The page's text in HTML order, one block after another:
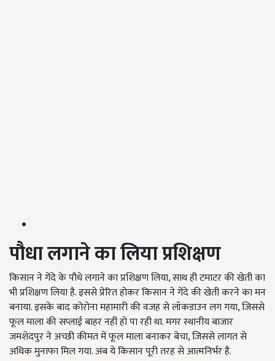
पौधा लगाने का लिया प्रशिक्षण
किसान ने गेंदे के पौधे लगाने का प्रशिक्षण लिया,साथ ही टमाटर की खेती का
भी प्रशिक्षण लिया है.इससे प्रेरित होकर किसान ने गेंदे की खेती करने का मन
बनाया.इसके बाद कोरोना महामारी की वजह से लॉकडाउन लग गया,जिससे
फूल माला की सप्लाई बाहर नहीं हो पा रही था.मगर स्थानीय बाजार
जमशेदपुर ने अच्छी कीमत में फूल माला बनाकर बेचा,जिससे लागत से
अधिक मुनाफा मिल गया.अब येकिसान पूरी तरह से आत्मनिर्भर है.